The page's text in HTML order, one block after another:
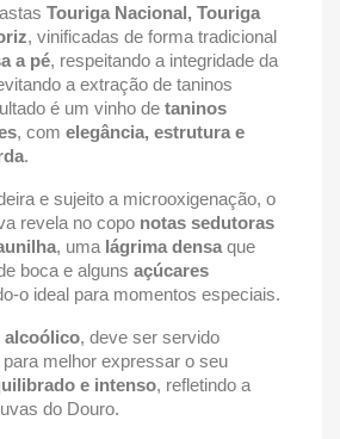
Touriga Nacional, Touriga
, vinificadas de forma tradicional
a pé, respeitando a integridade da
a extração de taninos
é um vinho de taninos
, com elegância, estrutura e
.
e sujeito a microoxigenação, o
revela no copo notas sedutoras
, uma lágrima densa que
boca e alguns açúcares
o ideal para momentos especiais.
alcoólico, deve ser servido
para melhor expressar o seu
e intenso, refletindo a
do Douro.